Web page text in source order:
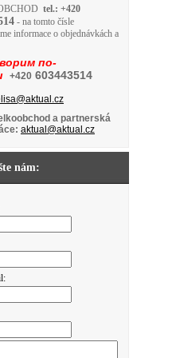
tel.: +420
- na tomto čísle
informace o objednávkách a
по-
+420 603443514
a partnerská
aktual@aktual.cz
nám: